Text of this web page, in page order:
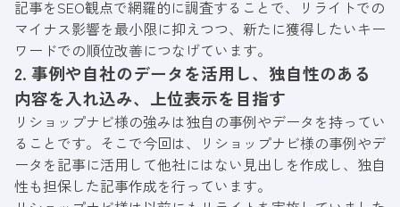
記事をSEO観点で網羅的に調査することで、リライトでの
マイナス影響を最小限に抑えつつ、新たに獲得したいキー
ワードでの順位改善につなげています。
2. 事例や自社のデータを活用し、独自性のある
内容を入れ込み、上位表示を目指す
リショップナビ様の強みは独自の事例やデータを持ってい
ることです。そこで今回は、リショップナビ様の事例やデ
ータを記事に活用して他社にはない見出しを作成し、独自
性も担保した記事作成を行っています。